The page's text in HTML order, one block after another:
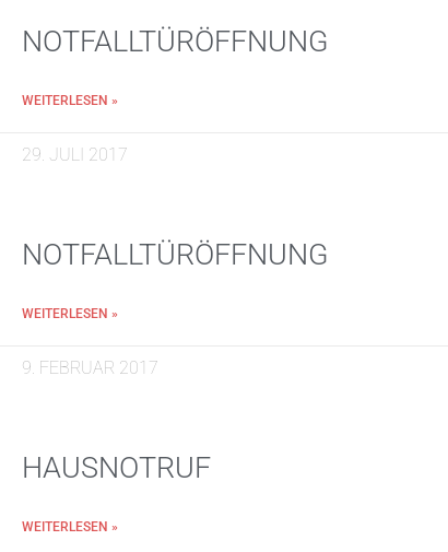
NOTFALLTÜRÖFFNUNG
WEITERLESEN »
29. JULI 2017
NOTFALLTÜRÖFFNUNG
WEITERLESEN »
9. FEBRUAR 2017
HAUSNOTRUF
WEITERLESEN »